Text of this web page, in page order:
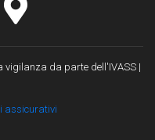
vigilanza da parte dell'IVASS |
assicurativi